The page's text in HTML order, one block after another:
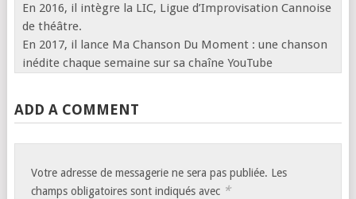
En 2016, il intègre la LIC, Ligue d’Improvisation Cannoise
de théâtre.
En 2017, il lance Ma Chanson Du Moment : une chanson
inédite chaque semaine sur sa chaîne YouTube
ADD A COMMENT
Votre adresse de messagerie ne sera pas publiée. Les
champs obligatoires sont indiqués avec *